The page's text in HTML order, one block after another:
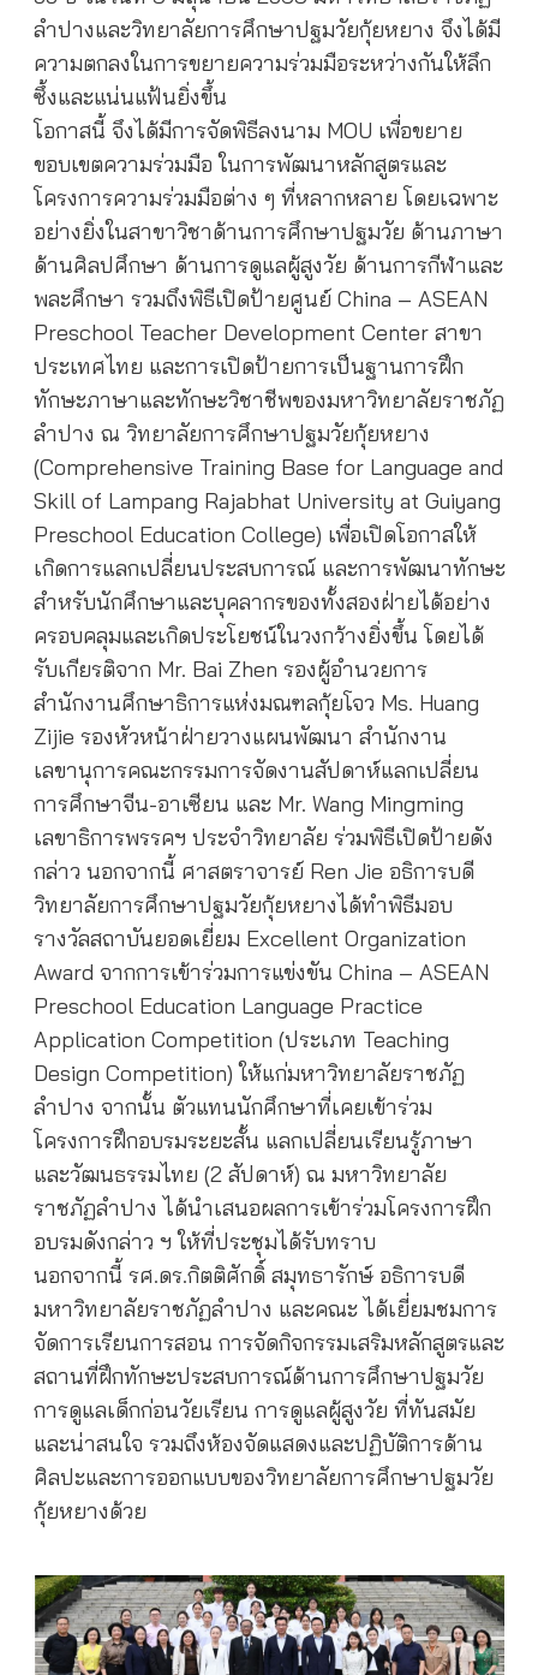
ลำปางและวิทยาลัยการศึกษาปฐมวัยกุ้ยหยาง จึงได้มี
ความตกลงในการขยายความร่วมมือระหว่างกันให้ลึก
ซึ้งและแน่นแฟ้นยิ่งขึ้น
โอกาสนี้ จึงได้มีการจัดพิธีลงนาม MOU เพื่อขยาย
ขอบเขตความร่วมมือ ในการพัฒนาหลักสูตรและ
โครงการความร่วมมือต่าง ๆ ที่หลากหลาย โดยเฉพาะ
อย่างยิ่งในสาขาวิชาด้านการศึกษาปฐมวัย ด้านภาษา
ด้านศิลปศึกษา ด้านการดูแลผู้สูงวัย ด้านการกีฬาและ
พละศึกษา รวมถึงพิธีเปิดป้ายศูนย์ China – ASEAN
Preschool Teacher Development Center สาขา
ประเทศไทย และการเปิดป้ายการเป็นฐานการฝึก
ทักษะภาษาและทักษะวิชาชีพของมหาวิทยาลัยราชภัฏ
ลำปาง ณ วิทยาลัยการศึกษาปฐมวัยกุ้ยหยาง
(Comprehensive Training Base for Language and
Skill of Lampang Rajabhat University at Guiyang
Preschool Education College) เพื่อเปิดโอกาสให้
เกิดการแลกเปลี่ยนประสบการณ์ และการพัฒนาทักษะ
สำหรับนักศึกษาและบุคลากรของทั้งสองฝ่ายได้อย่าง
ครอบคลุมและเกิดประโยชน์ในวงกว้างยิ่งขึ้น โดยได้
รับเกียรติจาก Mr. Bai Zhen รองผู้อำนวยการ
สำนักงานศึกษาธิการแห่งมณฑลกุ้ยโจว Ms. Huang
Zijie รองหัวหน้าฝ่ายวางแผนพัฒนา สำนักงาน
เลขานุการคณะกรรมการจัดงานสัปดาห์แลกเปลี่ยน
การศึกษาจีน-อาเซียน และ Mr. Wang Mingming
เลขาธิการพรรคฯ ประจำวิทยาลัย ร่วมพิธีเปิดป้ายดัง
กล่าว นอกจากนี้ ศาสตราจารย์ Ren Jie อธิการบดี
วิทยาลัยการศึกษาปฐมวัยกุ้ยหยางได้ทำพิธีมอบ
รางวัลสถาบันยอดเยี่ยม Excellent Organization
Award จากการเข้าร่วมการแข่งขัน China – ASEAN
Preschool Education Language Practice
Application Competition (ประเภท Teaching
Design Competition) ให้แก่มหาวิทยาลัยราชภัฏ
ลำปาง จากนั้น ตัวแทนนักศึกษาที่เคยเข้าร่วม
โครงการฝึกอบรมระยะสั้น แลกเปลี่ยนเรียนรู้ภาษา
และวัฒนธรรมไทย (2 สัปดาห์) ณ มหาวิทยาลัย
ราชภัฏลำปาง ได้นำเสนอผลการเข้าร่วมโครงการฝึก
อบรมดังกล่าว ฯ ให้ที่ประชุมได้รับทราบ
นอกจากนี้ รศ.ดร.กิตติศักดิ์ สมุทธารักษ์ อธิการบดี
มหาวิทยาลัยราชภัฏลำปาง และคณะ ได้เยี่ยมชมการ
จัดการเรียนการสอน การจัดกิจกรรมเสริมหลักสูตรและ
สถานที่ฝึกทักษะประสบการณ์ด้านการศึกษาปฐมวัย
การดูแลเด็กก่อนวัยเรียน การดูแลผู้สูงวัย ที่ทันสมัย
และน่าสนใจ รวมถึงห้องจัดแสดงและปฏิบัติการด้าน
ศิลปะและการออกแบบของวิทยาลัยการศึกษาปฐมวัย
กุ้ยหยางด้วย